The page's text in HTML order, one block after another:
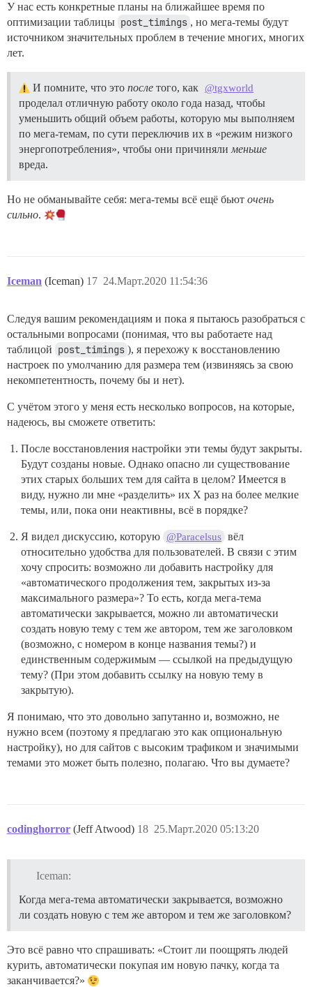
У нас есть конкретные планы на ближайшее время по
оптимизации таблицы post_timings , но мега-темы будут
источником значительных проблем в течение многих, многих
лет.
И помните, что это после того, как @tgxworld
проделал отличную работу около года назад, чтобы
уменьшить общий объем работы, которую мы выполняем
по мега-темам, по сути переключив их в «режим низкого
энергопотребления», чтобы они причиняли меньше
вреда.
Но не обманывайте себя: мега-темы всё ещё бьют очень
сильно.
Iceman (Iceman) 24.Март.2020 11:54:36
17
Следуя вашим рекомендациям и пока я пытаюсь разобраться с
остальными вопросами (понимая, что вы работаете над
таблицой post_timings ), я перехожу к восстановлению
настроек по умолчанию для размера тем (извиняясь за свою
некомпетентность, почему бы и нет).
С учётом этого у меня есть несколько вопросов, на которые,
надеюсь, вы сможете ответить:
После восстановления настройки эти темы будут закрыты.
Будут созданы новые. Однако опасно ли существование
этих старых больших тем для сайта в целом? Имеется в
виду, нужно ли мне «разделить» их X раз на более мелкие
темы, или, пока они неактивны, всё в порядке?
Я видел дискуссию, которую @Paracelsus вёл
относительно удобства для пользователей. В связи с этим
хочу спросить: возможно ли добавить настройку для
«автоматического продолжения тем, закрытых из-за
максимального размера»? То есть, когда мега-тема
автоматически закрывается, можно ли автоматически
создать новую тему с тем же автором, тем же заголовком
(возможно, с номером в конце названия темы?) и
единственным содержимым — ссылкой на предыдущую
тему? (При этом добавить ссылку на новую тему в
закрытую).
Я понимаю, что это довольно запутанно и, возможно, не
нужно всем (поэтому я предлагаю это как опциональную
настройку), но для сайтов с высоким трафиком и значимыми
темами это может быть полезно, полагаю. Что вы думаете?
codinghorror (Jeff Atwood) 25.Март.2020 05:13:20
18
Iceman:
Когда мега-тема автоматически закрывается, возможно
ли создать новую с тем же автором и тем же заголовком?
Это всё равно что спрашивать: «Стоит ли поощрять людей
курить, автоматически покупая им новую пачку, когда та
заканчивается?»